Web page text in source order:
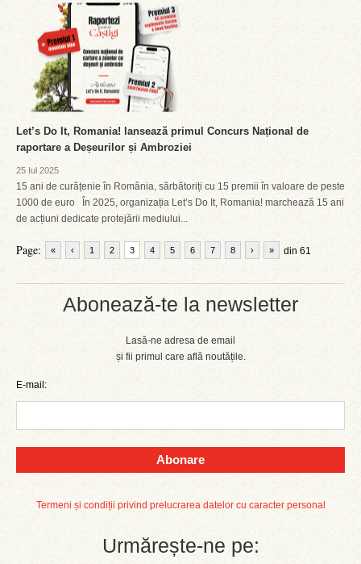
Abonează-te la newsletter
Lasă-ne adresa de email
și fii primul care află noutățile.
E-mail:
Abonare
Termeni și condiții privind prelucrarea datelor cu caracter personal
Urmărește-ne pe:
Let’s Do It, Romania! lansează primul Concurs Național de
raportare a Deșeurilor și Ambroziei
25 Iul 2025
15 ani de curățenie în România, sărbătoriți cu 15 premii în valoare de peste
1000 de euro În 2025, organizația Let’s Do It, Romania! marchează 15 ani
de acțiuni dedicate protejării mediului...
Page: « ‹ 1 2 3 4 5 6 7 8 din 61
› »